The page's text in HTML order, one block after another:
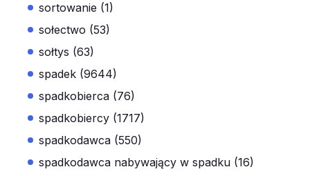
sortowanie (1)
sołectwo (53)
sołtys (63)
spadek (9644)
spadkobierca (76)
spadkobiercy (1717)
spadkodawca (550)
spadkodawca nabywający w spadku (16)